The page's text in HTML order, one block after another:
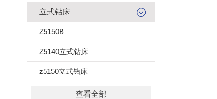
立式钻床
Z5150B
Z5140立式钻床
z5150立式钻床
查看全部